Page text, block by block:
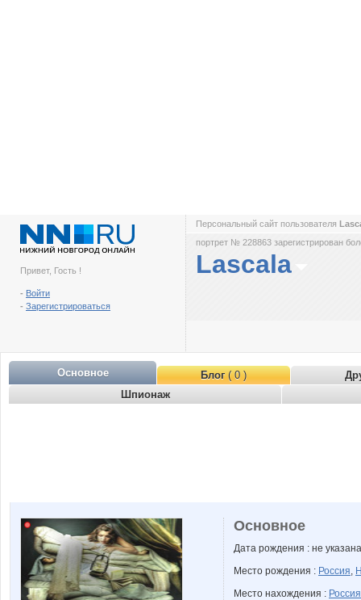
Привет, Гость !
- Войти
- Зарегистрироваться
Персональный сайт пользователя
портрет № 228863 зарегистрирован
Lascala
Основное Блог( 0 )
Шпионаж
Основное
Дата рождения : не указана
Место рождения : Россия,
Место нахождения : Россия